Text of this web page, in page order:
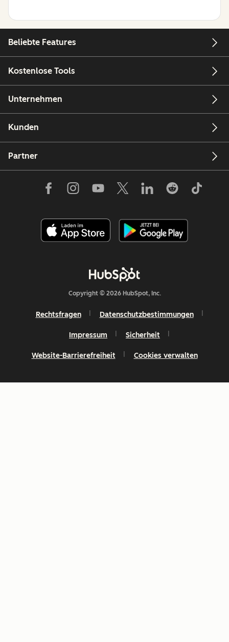
Beliebte Features
Kostenlose Tools
Unternehmen
Kunden
Partner
Copyright © 2026 HubSpot, Inc.
Rechtsfragen Datenschutzbestimmungen
Impressum Sicherheit
Website-Barrierefreiheit Cookies verwalten